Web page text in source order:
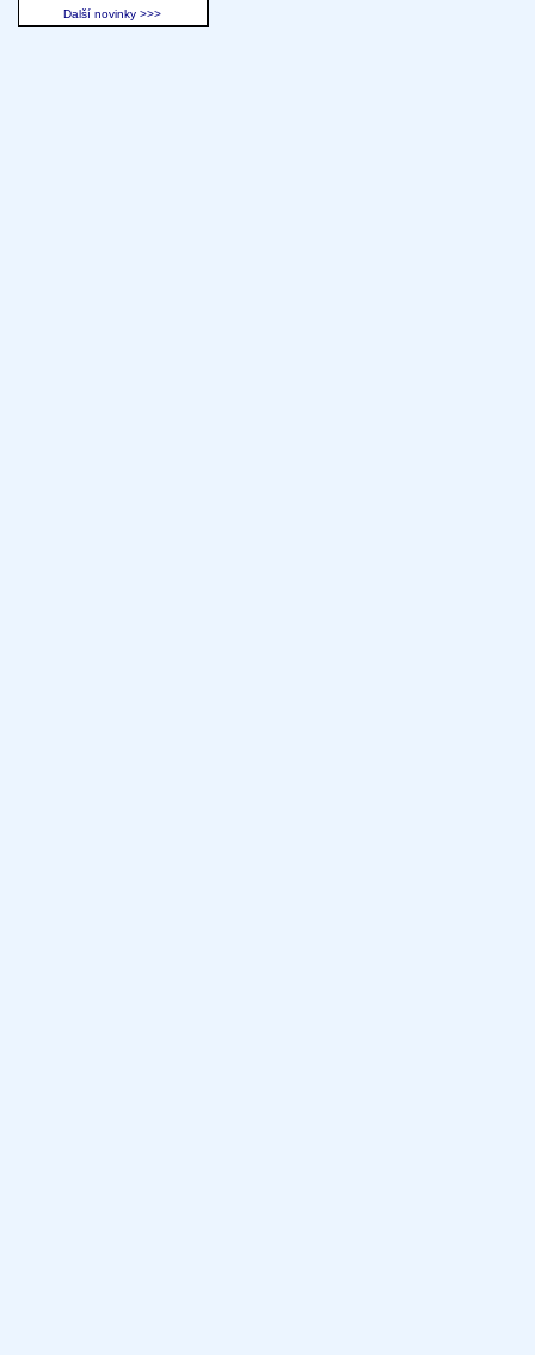
Další novinky >>>